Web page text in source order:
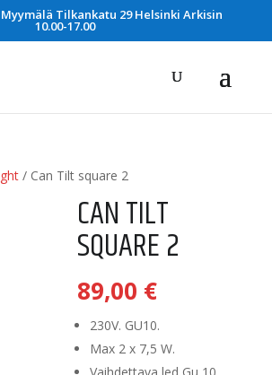
Myymälä Tilkankatu 29 Helsinki Arkisin
10.00-17.00
/ Can Tilt square 2
CAN TILT
SQUARE 2
89,00 €
230V. GU10.
Max 2 x 7,5 W.
Vaihdettava led Gu 10